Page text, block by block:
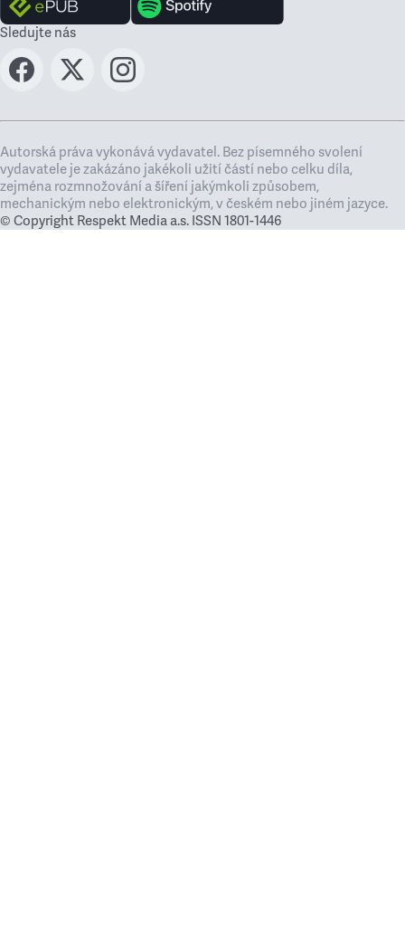
Sledujte nás
Autorská práva vykonává vydavatel. Bez písemného svolení
vydavatele je zakázáno jakékoli užití částí nebo celku díla,
zejména rozmnožování a šíření jakýmkoli způsobem,
mechanickým nebo elektronickým, v českém nebo jiném jazyce.
© Copyright Respekt Media a.s. ISSN 1801-1446